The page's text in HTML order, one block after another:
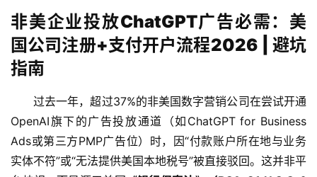
非美企业投放ChatGPT广告必需：美
国公司注册+支付开户流程2026
| 避坑
指南
过去一年，超过37%的非美国数字营销公司在尝试开通
OpenAI旗下的广告投放通道（如ChatGPT for Business
Ads或第三方PMP广告位）时，因“付款账户所在地与业务
实体不符”或“无法提供美国本地税号”被直接驳回。这并非平